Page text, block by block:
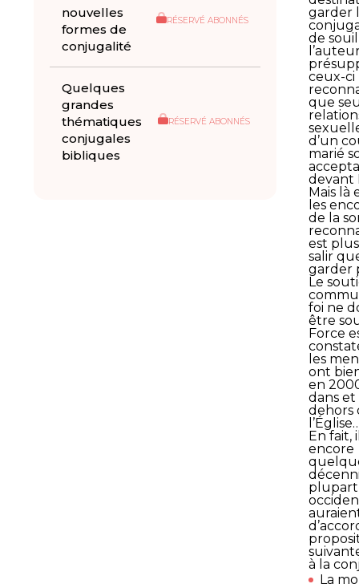
nouvelles
formes de
conjugalité
RÉSERVÉ ABONNÉS
Quelques
grandes
thématiques
conjugales
bibliques
RÉSERVÉ ABONNÉS
garder
de
ceux-ci
que
d’un
marié
devant
Mais là
les
de la
est
salir
garder
Le
foi ne
être
Force
les
ont
en
dans et
dehors
En fait,
encore
plupart
à la
La